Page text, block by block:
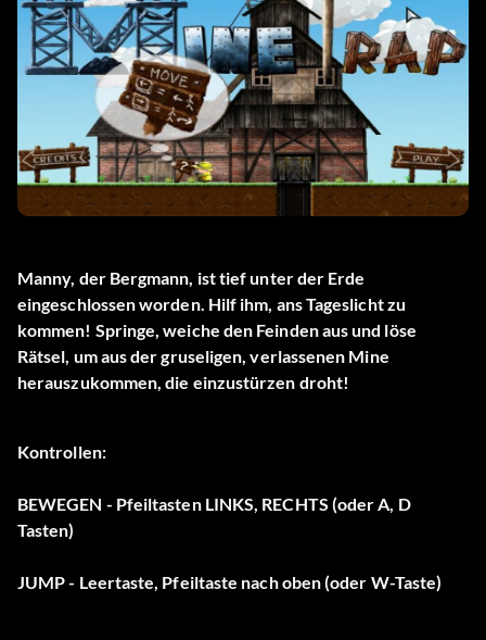
Manny, der Bergmann, ist tief unter der Erde
eingeschlossen worden. Hilf ihm, ans Tageslicht zu
kommen! Springe, weiche den Feinden aus und löse
Rätsel, um aus der gruseligen, verlassenen Mine
herauszukommen, die einzustürzen droht!
Kontrollen:
BEWEGEN - Pfeiltasten LINKS, RECHTS (oder A, D
Tasten)
JUMP - Leertaste, Pfeiltaste nach oben (oder W-Taste)